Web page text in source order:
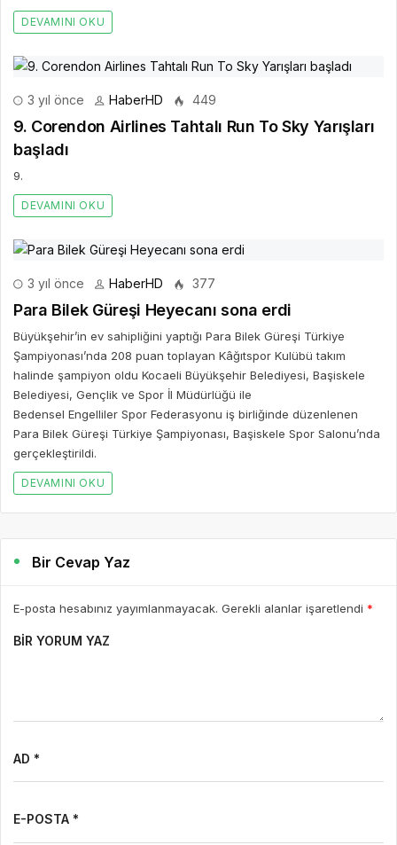
DEVAMINI OKU
3 yıl önce HaberHD 449
9. Corendon Airlines Tahtalı Run To Sky Yarışları
başladı
9.
DEVAMINI OKU
3 yıl önce HaberHD 377
Para Bilek Güreşi Heyecanı sona erdi
Büyükşehir’in ev sahipliğini yaptığı Para Bilek Güreşi Türkiye
Şampiyonası’nda 208 puan toplayan Kâğıtspor Kulübü takım
halinde şampiyon oldu Kocaeli Büyükşehir Belediyesi, Başiskele
Belediyesi, Gençlik ve Spor İl Müdürlüğü ile
Bedensel Engelliler Spor Federasyonu iş birliğinde düzenlenen
Para Bilek Güreşi Türkiye Şampiyonası, Başiskele Spor Salonu’nda
gerçekleştirildi.
DEVAMINI OKU
Bir Cevap Yaz
E-posta hesabınız yayımlanmayacak. Gerekli alanlar işaretlendi *
BIR YORUM YAZ
AD *
E-POSTA *